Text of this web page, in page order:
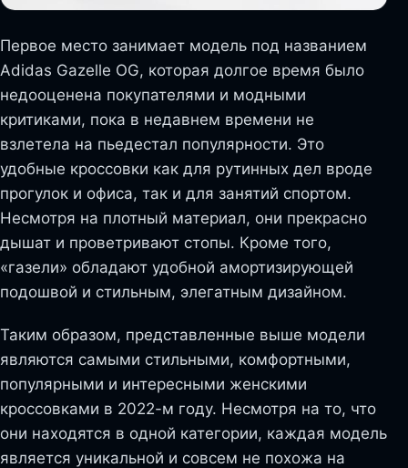
Первое место занимает модель под названием
Adidas Gazelle OG, которая долгое время было
недооценена покупателями и модными
критиками, пока в недавнем времени не
взлетела на пьедестал популярности. Это
удобные кроссовки как для рутинных дел вроде
прогулок и офиса, так и для занятий спортом.
Несмотря на плотный материал, они прекрасно
дышат и проветривают стопы. Кроме того,
«газели» обладают удобной амортизирующей
подошвой и стильным, элегатным дизайном.
Таким образом, представленные выше модели
являются самыми стильными, комфортными,
популярными и интересными женскими
кроссовками в 2022-м году. Несмотря на то, что
они находятся в одной категории, каждая модель
является уникальной и совсем не похожа на